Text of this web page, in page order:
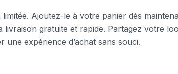
Ajoutez-le à votre panier dès
gratuite et rapide. Partagez votre
expérience d’achat sans souci.